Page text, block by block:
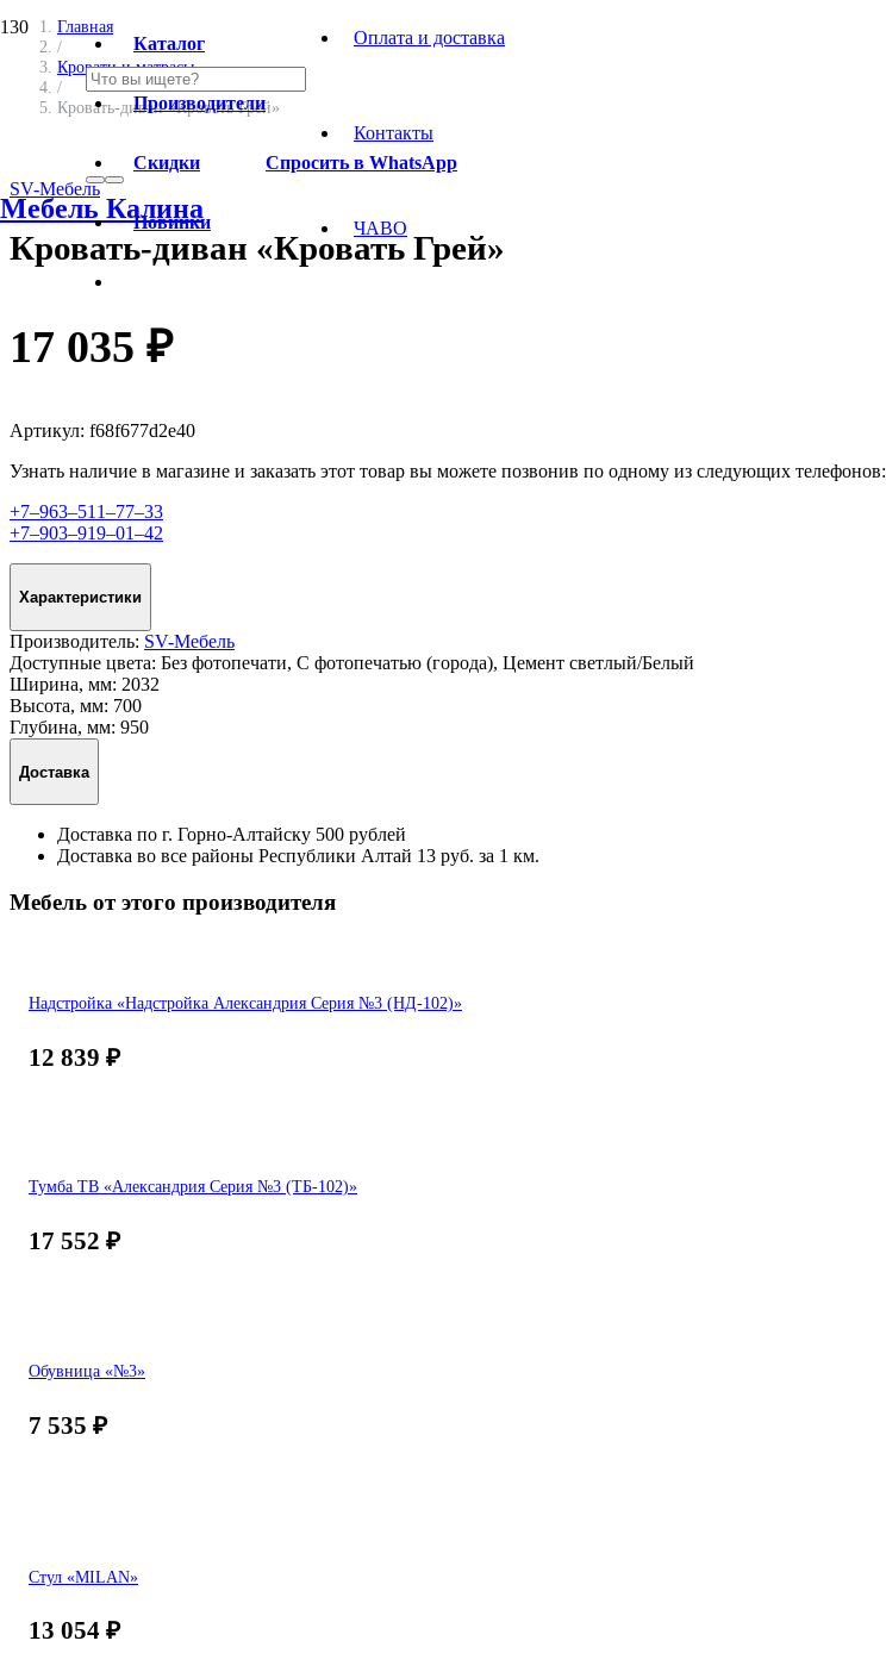
Оплата и доставка
Контакты
ЧАВО
Каталог
Производители
Скидки
Новинки
Спросить в WhatsApp
Мебель Калина
Главная
/
Кровати и матрасы
/
Кровать-диван «Кровать Грей»
SV-Мебель
Кровать-диван «Кровать Грей»
17 035 ₽
Артикул: f68f677d2e40
Узнать наличие в магазине и заказать этот товар вы можете позвонив по одному из следующих телефонов:
+7‒963‒511‒77‒33
+7‒903‒919‒01‒42
Характеристики
Производитель: SV-Мебель
Доступные цвета: Без фотопечати, С фотопечатью (города), Цемент светлый/Белый
Ширина, мм: 2032
Высота, мм: 700
Глубина, мм: 950
Доставка
Доставка по г. Горно-Алтайску 500 рублей
Доставка во все районы Республики Алтай 13 руб. за 1 км.
Мебель от этого производителя
Надстройка «Надстройка Александрия Серия №3 (НД-102)»
12 839 ₽
Тумба ТВ «Александрия Серия №3 (ТБ-102)»
17 552 ₽
Обувница «№3»
7 535 ₽
Стул «MILAN»
13 054 ₽